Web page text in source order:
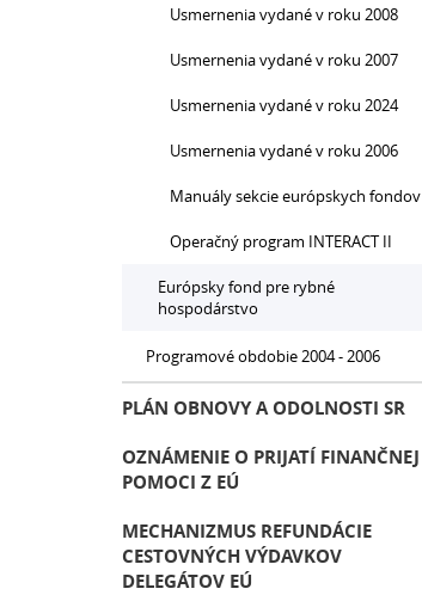
Usmernenia vydané v roku 2008
Usmernenia vydané v roku 2007
Usmernenia vydané v roku 2024
Usmernenia vydané v roku 2006
Manuály sekcie európskych fondov
Operačný program INTERACT II
Európsky fond pre rybné
hospodárstvo
Programové obdobie 2004 - 2006
PLÁN OBNOVY A ODOLNOSTI SR
OZNÁMENIE O PRIJATÍ FINANČNEJ
POMOCI Z EÚ
MECHANIZMUS REFUNDÁCIE
CESTOVNÝCH VÝDAVKOV
DELEGÁTOV EÚ